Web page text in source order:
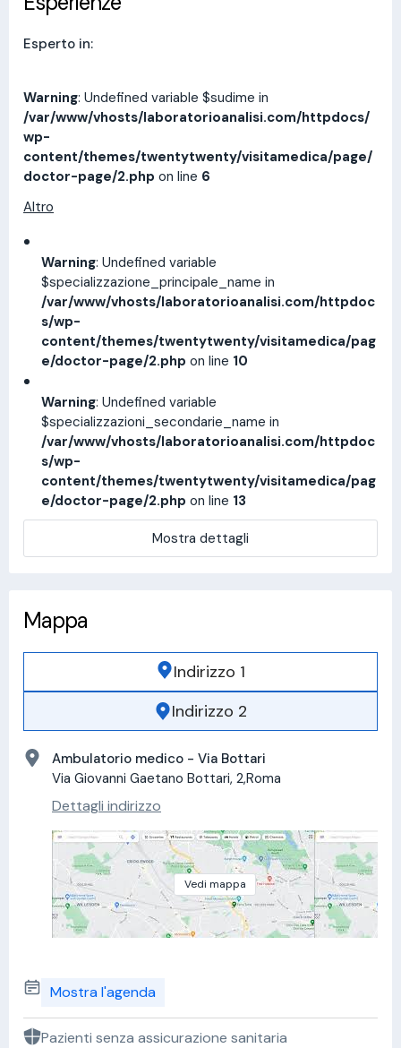
Esperto in:
Warning: Undefined variable $sudime in
/var/www/vhosts/laboratorioanalisi.com/httpdocs/
wp-
content/themes/twentytwenty/visitamedica/page/
doctor-page/2.php on line 6
Altro
Warning: Undefined variable
$specializzazione_principale_name in
/var/www/vhosts/laboratorioanalisi.com/httpdoc
s/wp-
content/themes/twentytwenty/visitamedica/pag
e/doctor-page/2.php on line 10
Warning: Undefined variable
$specializzazioni_secondarie_name in
/var/www/vhosts/laboratorioanalisi.com/httpdoc
s/wp-
content/themes/twentytwenty/visitamedica/pag
e/doctor-page/2.php on line 13
Mostra dettagli
Mappa
Indirizzo 1
Indirizzo 2
Ambulatorio medico - Via Bottari
Via Giovanni Gaetano Bottari, 2,Roma
Dettagli indirizzo
Vedi mappa
Mostra l'agenda
Pazienti senza assicurazione sanitaria